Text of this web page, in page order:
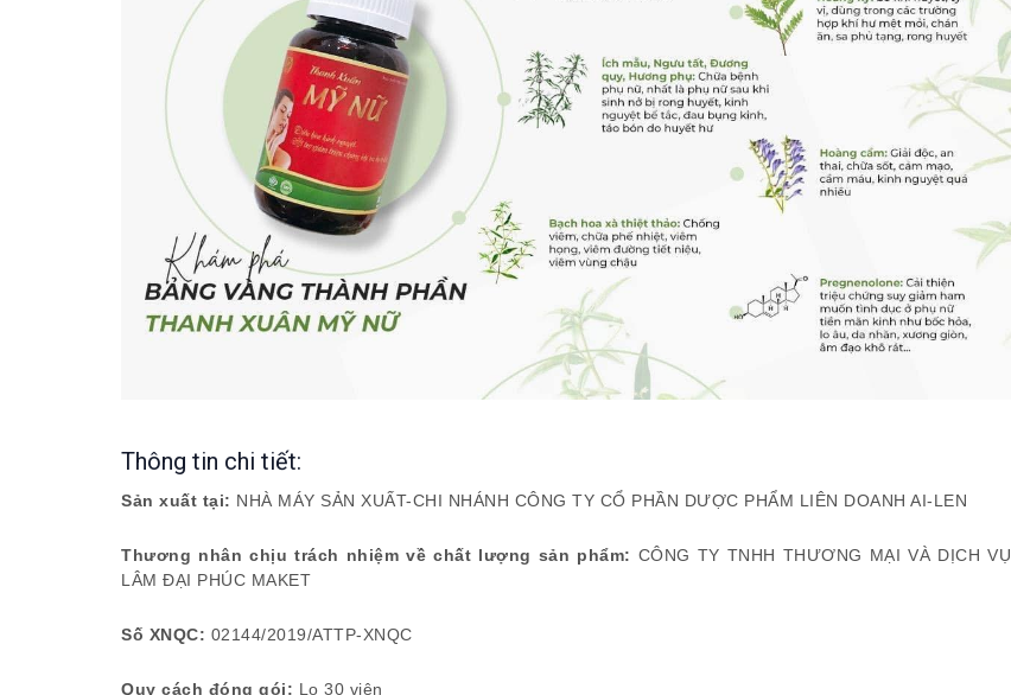
Thông tin chi tiết:
Sản xuất tại: NHÀ MÁY SẢN XUẤT-CHI NHÁNH CÔNG TY CỔ PHẦN DƯỢC PHẨM LIÊN DOANH AI-LEN
Thương nhân chịu trách nhiệm về chất lượng sản phẩm: CÔNG TY TNHH THƯƠNG MẠI VÀ DỊCH VỤ
LÂM ĐẠI PHÚC MAKET
Số XNQC: 02144/2019/ATTP-XNQC
Quy cách đóng gói: Lọ 30 viên